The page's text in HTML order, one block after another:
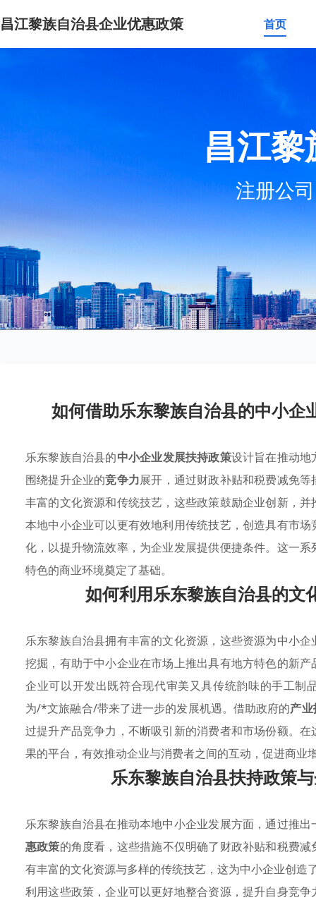
昌江黎族自治县企业优惠政策 首页
昌江
注册公
如何借助乐东黎族自治县的中小企
乐东黎族自治县的中小企业发展扶持政策设计旨在推动地
围绕提升企业的竞争力展开，通过财政补贴和税费减免
丰富的文化资源和传统技艺，这些政策鼓励企业创新，并
本地中小企业可以更有效地利用传统技艺，创造具有市
化，以提升物流效率，为企业发展提供便捷条件。这一
特色的商业环境奠定了基础。
如何利用乐东黎族自治县的文
乐东黎族自治县拥有丰富的文化资源，这些资源为中小
挖掘，有助于中小企业在市场上推出具有地方特色的新
企业可以开发出既符合现代审美又具传统韵味的手工制
为/*文旅融合/带来了进一步的发展机遇。借助政府的产
过提升产品竞争力，不断吸引新的消费者和市场份额。
果的平台，有效推动企业与消费者之间的互动，促进商业
乐东黎族自治县扶持政策
乐东黎族自治县在推动本地中小企业发展方面，通过推出
惠政策的角度看，这些措施不仅明确了财政补贴和税费
有丰富的文化资源与多样的传统技艺，这为中小企业创造
利用这些政策，企业可以更好地整合资源，提升自身竞